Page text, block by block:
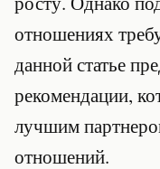
отношениях
данной статье
рекомендации,
лучшим
отношений.